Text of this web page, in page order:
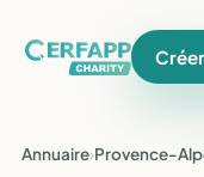
Annuaire›Provence-